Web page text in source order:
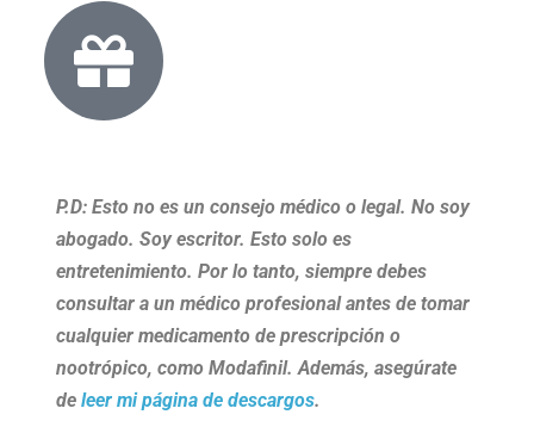
P.D: Esto no es un consejo médico o legal. No soy
abogado. Soy escritor. Esto solo es
entretenimiento. Por lo tanto, siempre debes
consultar a un médico profesional antes de tomar
cualquier medicamento de prescripción o
nootrópico, como Modafinil. Además, asegúrate
de leer mi página de descargos.